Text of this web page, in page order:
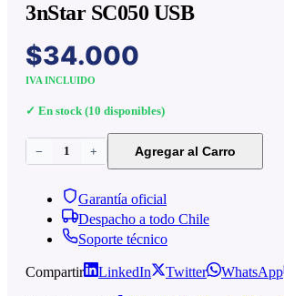
3nStar SC050 USB
$34.000
IVA INCLUIDO
✓ En stock (10 disponibles)
− 1 + Agregar al Carro
Garantía oficial
Despacho a todo Chile
Soporte técnico
Compartir LinkedIn Twitter WhatsApp